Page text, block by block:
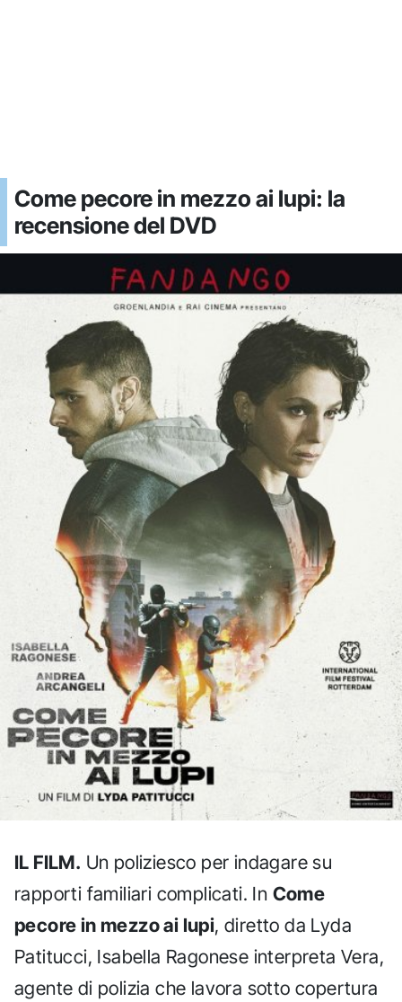
Come pecore in mezzo ai lupi: la
recensione del DVD
IL FILM. Un poliziesco per indagare su
rapporti familiari complicati. In Come
pecore in mezzo ai lupi, diretto da Lyda
Patitucci, Isabella Ragonese interpreta Vera,
agente di polizia che lavora sotto copertura